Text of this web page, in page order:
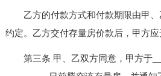
乙方的付款方式和付款期限由甲、
约定。乙方交付存量房价款后，甲方应
第三条 甲、乙双方同意，甲方于